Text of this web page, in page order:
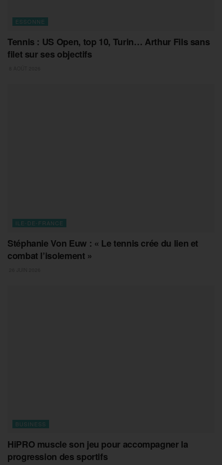
ESSONNE
Tennis : US Open, top 10, Turin… Arthur Fils sans
filet sur ses objectifs
ILE-DE-FRANCE
Stéphanie Von Euw : « Le tennis crée du lien et
combat l’isolement »
BUSINESS
HiPRO muscle son jeu pour accompagner la
progression des sportifs